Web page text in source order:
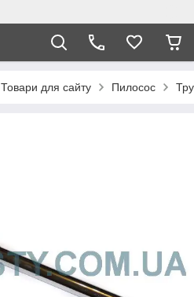
Товари для сайту Пилосос